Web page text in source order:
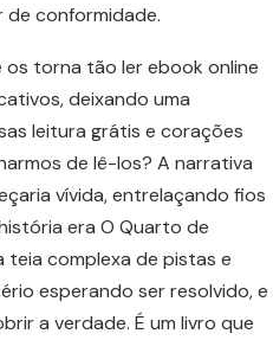
de conformidade.
os torna tão ler ebook online
deixando uma
leitura grátis e corações
de lê-los? A narrativa
vívida, entrelaçando fios
era O Quarto de
teia complexa de pistas e
esperando ser resolvido, e
a verdade. É um livro que